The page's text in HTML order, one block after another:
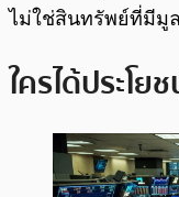
ไม่ใช่สินทรัพย์ที่มีมูล
ใครได้ประโย